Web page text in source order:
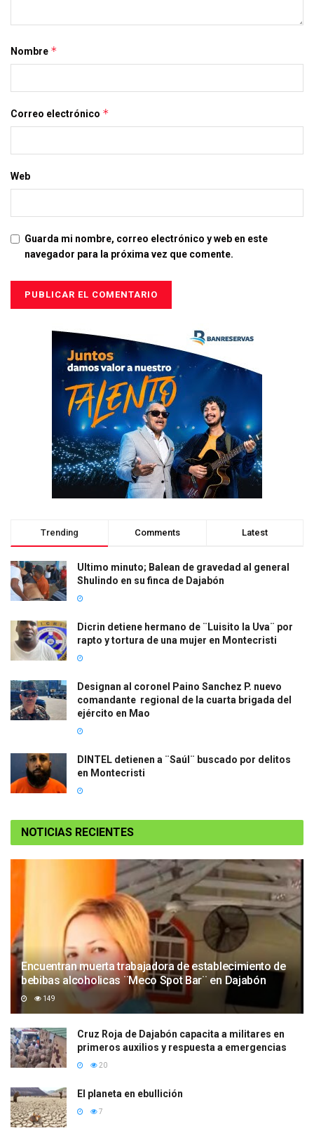
Nombre *
Correo electrónico *
Web
Guarda mi nombre, correo electrónico y web en este
navegador para la próxima vez que comente.
Trending Comments Latest
Ultimo minuto; Balean de gravedad al general
Shulindo en su finca de Dajabón
Dicrin detiene hermano de ¨Luisito la Uva¨ por
rapto y tortura de una mujer en Montecristi
Designan al coronel Paino Sanchez P. nuevo
comandante regional de la cuarta brigada del
ejército en Mao
DINTEL detienen a ¨Saúl¨ buscado por delitos
en Montecristi
NOTICIAS RECIENTES
Encuentran muerta trabajadora de establecimiento de
bebibas alcoholicas ¨Meco Spot Bar¨ en Dajabón
149
Cruz Roja de Dajabón capacita a militares en
primeros auxilios y respuesta a emergencias
20
El planeta en ebullición
7